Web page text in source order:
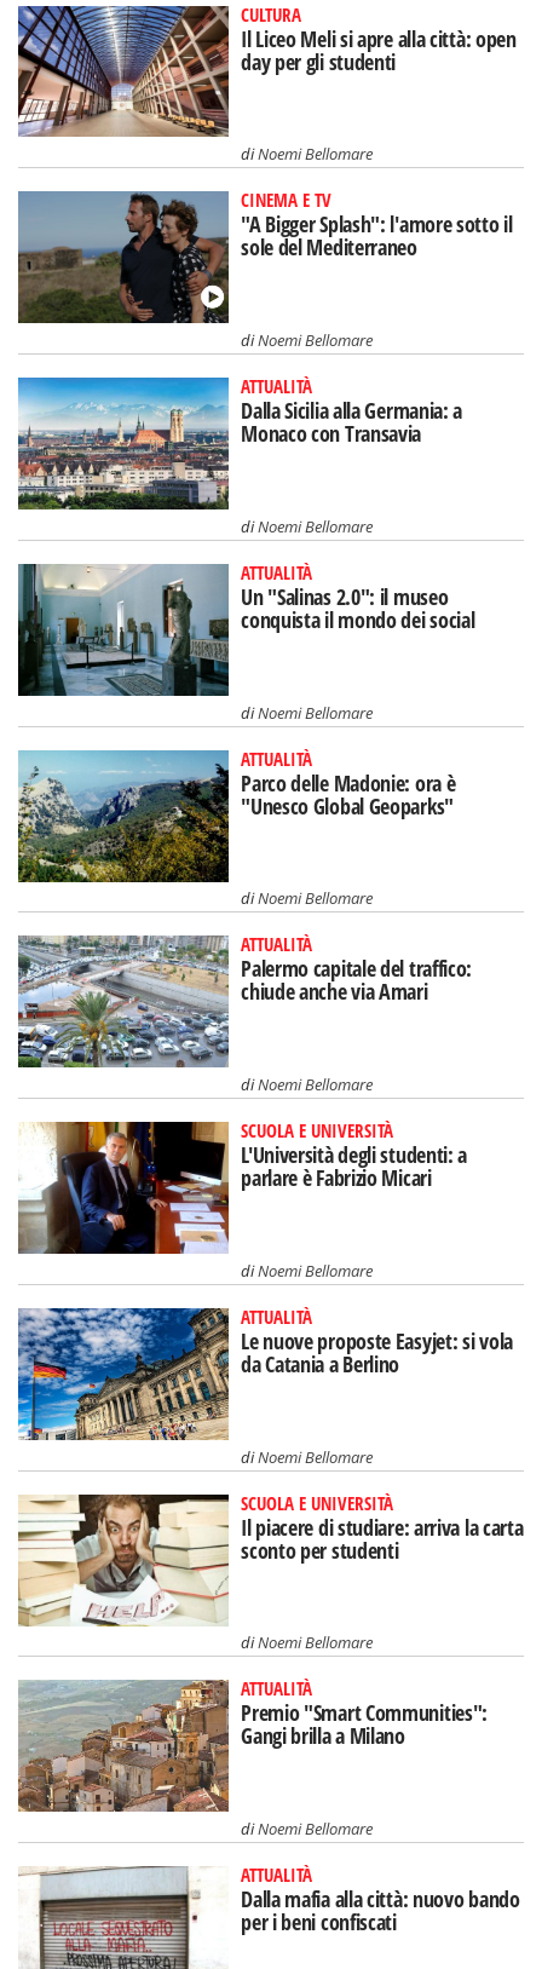
CULTURA
Il Liceo Meli si apre alla città: open
day per gli studenti
diNoemi Bellomare
CINEMA E TV
"A Bigger Splash": l'amore sotto il
sole del Mediterraneo
diNoemi Bellomare
ATTUALITÀ
Dalla Sicilia alla Germania: a
Monaco con Transavia
diNoemi Bellomare
ATTUALITÀ
Un "Salinas 2.0": il museo
conquista il mondo dei social
diNoemi Bellomare
ATTUALITÀ
Parco delle Madonie: ora è
"Unesco Global Geoparks"
diNoemi Bellomare
ATTUALITÀ
Palermo capitale del traffico:
chiude anche via Amari
diNoemi Bellomare
SCUOLA E UNIVERSITÀ
L'Università degli studenti: a
parlare è Fabrizio Micari
diNoemi Bellomare
ATTUALITÀ
Le nuove proposte Easyjet: si vola
da Catania a Berlino
diNoemi Bellomare
SCUOLA E UNIVERSITÀ
Il piacere di studiare: arriva la carta
sconto per studenti
diNoemi Bellomare
ATTUALITÀ
Premio "Smart Communities":
Gangi brilla a Milano
diNoemi Bellomare
ATTUALITÀ
Dalla mafia alla città: nuovo bando
per i beni confiscati